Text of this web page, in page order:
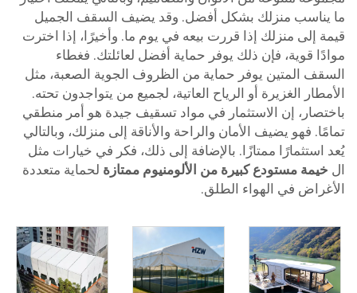
ما يناسب منزلك بشكل أفضل. وقد يضيف السقف الجميل
قيمة إلى منزلك إذا قررت بيعه في يوم ما. وأخيرًا، إذا اخترت
موادًا قوية، فإن ذلك يوفر حماية أفضل لعائلتك. فغطاء
السقف المتين يوفر حماية من الظروف الجوية الصعبة، مثل
الأمطار الغزيرة أو الرياح العاتية، لجميع من يتواجدون تحته.
باختصار، إن الاستثمار في مواد تسقيف جيدة هو أمر منطقي
تمامًا. فهو يضيف الأمان والراحة والأناقة إلى منزلك، وبالتالي
يُعد استثمارًا ممتازًا. بالإضافة إلى ذلك، فكر في خيارات مثل
ال خيمة مستودع كبيرة من الألومنيوم ممتازة لحماية متعددة
الأغراض في الهواء الطلق.